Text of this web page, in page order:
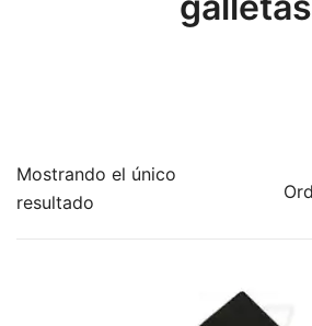
Mostrando el único
resultado